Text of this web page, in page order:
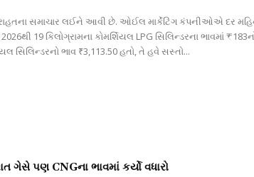
સમાચાર લઈને આવી છે. ઓઈલ માર્કેટિંગ કંપનીઓએ દર
19 કિલોગ્રામના કોમર્શિયલ LPG સિલિન્ડરના ભાવમાં
સિલિન્ડરનો ભાવ ₹3,113.50 હતો, તે હવે સસ્તો...
ગેસે પણ CNGના ભાવમાં કર્યો વધારો